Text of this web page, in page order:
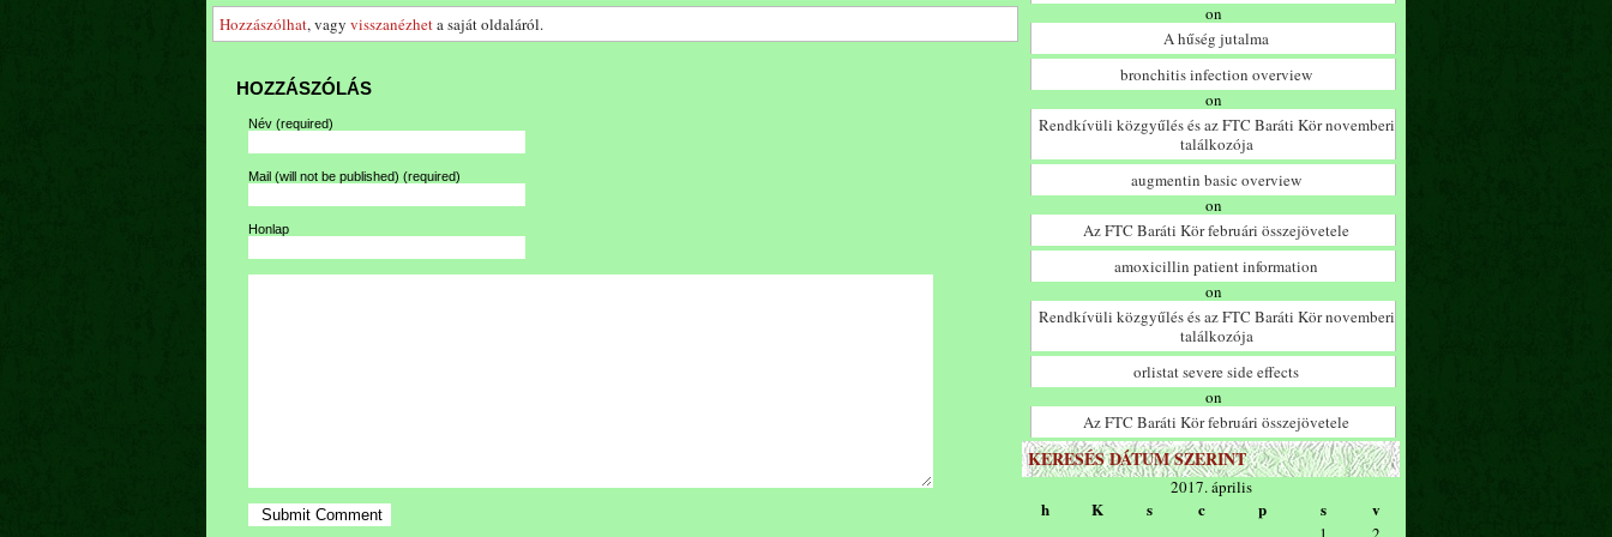
Hozzászólhat, vagy visszanézheta saját oldaláról.
HOZZÁSZÓLÁS
Név (required)
Mail (will not be published) (required)
Honlap
on
A hűség jutalma
bronchitis infection overview
on
Rendkívüli közgyűlés és az FTC Baráti Kör novemberi
találkozója
augmentin basic overview
on
Az FTC Baráti Kör februári összejövetele
amoxicillin patient information
on
Rendkívüli közgyűlés és az FTC Baráti Kör novemberi
találkozója
orlistat severe side effects
on
Az FTC Baráti Kör februári összejövetele
KERESÉS DÁTUM SZERINT
2017. április
h K s c p s v